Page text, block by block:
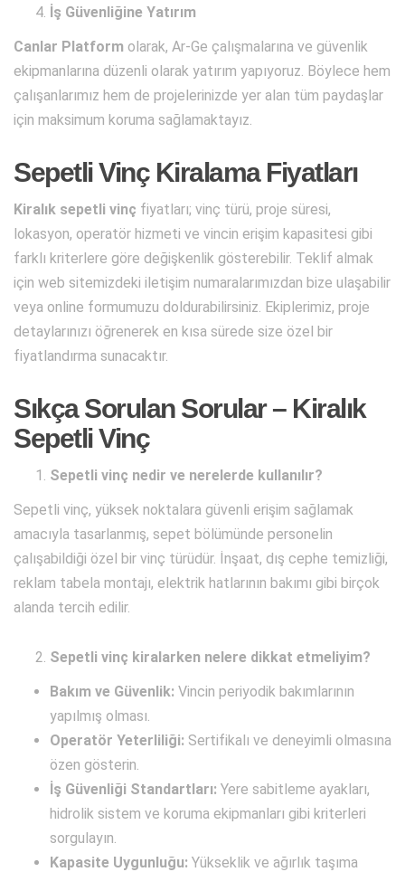
İş Güvenliğine Yatırım
Canlar Platform olarak, Ar-Ge çalışmalarına ve güvenlik
ekipmanlarına düzenli olarak yatırım yapıyoruz. Böylece hem
çalışanlarımız hem de projelerinizde yer alan tüm paydaşlar
için maksimum koruma sağlamaktayız.
Sepetli Vinç Kiralama Fiyatları
Kiralık sepetli vinç fiyatları; vinç türü, proje süresi,
lokasyon, operatör hizmeti ve vincin erişim kapasitesi gibi
farklı kriterlere göre değişkenlik gösterebilir. Teklif almak
için web sitemizdeki iletişim numaralarımızdan bize ulaşabilir
veya online formumuzu doldurabilirsiniz. Ekiplerimiz, proje
detaylarınızı öğrenerek en kısa sürede size özel bir
fiyatlandırma sunacaktır.
Sıkça Sorulan Sorular – Kiralık
Sepetli Vinç
Sepetli vinç nedir ve nerelerde kullanılır?
Sepetli vinç, yüksek noktalara güvenli erişim sağlamak
amacıyla tasarlanmış, sepet bölümünde personelin
çalışabildiği özel bir vinç türüdür. İnşaat, dış cephe temizliği,
reklam tabela montajı, elektrik hatlarının bakımı gibi birçok
alanda tercih edilir.
Sepetli vinç kiralarken nelere dikkat etmeliyim?
Bakım ve Güvenlik: Vincin periyodik bakımlarının
yapılmış olması.
Operatör Yeterliliği: Sertifikalı ve deneyimli olmasına
özen gösterin.
İş Güvenliği Standartları: Yere sabitleme ayakları,
hidrolik sistem ve koruma ekipmanları gibi kriterleri
sorgulayın.
Kapasite Uygunluğu: Yükseklik ve ağırlık taşıma